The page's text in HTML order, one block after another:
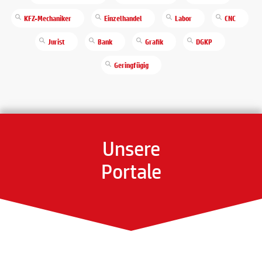
KFZ-Mechaniker Einzelhandel Labor CNC
Jurist Bank Grafik DGKP
Geringfügig
Unsere
Portale